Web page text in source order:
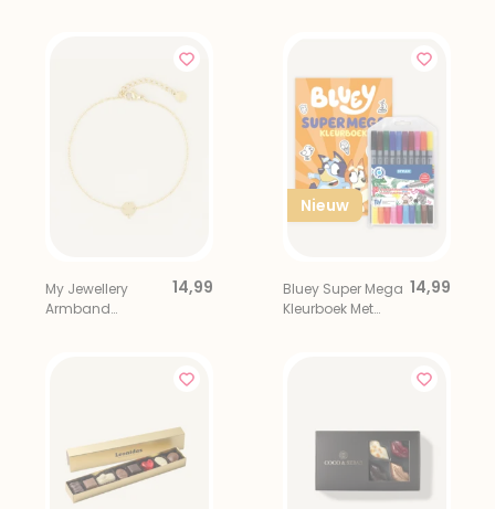
My Jewellery
Armband
14,99
Nieuw
Bluey Super Mega
Kleurboek Met
14,99